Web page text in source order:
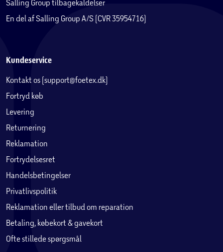
• 4 retvinklede trekanter
• 4 ligebenede trekanter
Salling Group tilbagekaldelser
En del af Salling Group A/S (CVR 35954716)
Kundeservice
Kontakt os (support@foetex.dk)
Fortryd køb
Levering
Returnering
Reklamation
Fortrydelsesret
Handelsbetingelser
Privatlivspolitik
Reklamation eller tilbud om reparation
Betaling, købekort & gavekort
Ofte stillede spørgsmål